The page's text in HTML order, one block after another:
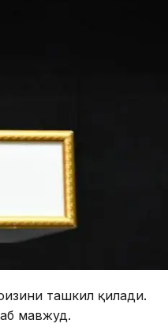
ташкил қилади.
мавжуд.